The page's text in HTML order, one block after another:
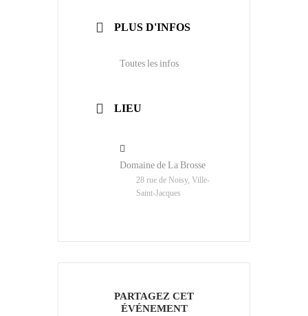
PLUS D'INFOS
Toutes les infos
LIEU
Domaine de La Brosse
28 rue de Noisy, Ville-
Saint-Jacques
PARTAGEZ CET
ÉVÉNEMENT